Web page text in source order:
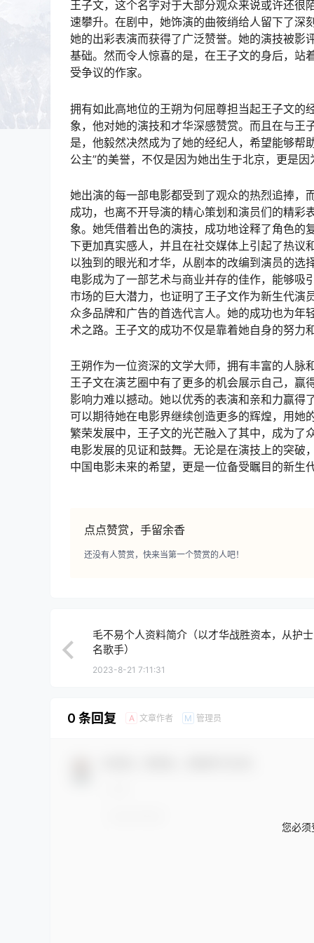
王子文，这个名字对于大部分观众来说或许还很
速攀升。在剧中，她饰演的曲筱绡给人留下了深
她的出彩表演而获得了广泛赞誉。她的演技被影
基础。然而令人惊喜的是，在王子文的身后，
受争议的作家。
拥有如此高地位的王朔为何屈尊担当起王子文的
象，他对她的演技和才华深感赞赏。而且在与王
是，他毅然决然成为了她的经纪人，希望能够帮
公主”的美誉，不仅是因为她出生于北京，更是
她出演的每一部电影都受到了观众的热烈追捧，
成功，也离不开导演的精心策划和演员们的精彩
象。她凭借着出色的演技，成功地诠释了角色的
下更加真实感人，并且在社交媒体上引起了热议
以独到的眼光和才华，从剧本的改编到演员的选
电影成为了一部艺术与商业并存的佳作，能够
市场的巨大潜力，也证明了王子文作为新生代演
众多品牌和广告的首选代言人。她的成功也为年
术之路。王子文的成功不仅是靠着她自身的努力
王朔作为一位资深的文学大师，拥有丰富的人脉
王子文在演艺圈中有了更多的机会展示自己，赢
影响力难以撼动。她以优秀的表演和亲和力赢得
可以期待她在电影界继续创造更多的辉煌，用她
繁荣发展中，王子文的光芒融入了其中，成为了
电影发展的见证和鼓舞。无论是在演技上的突
中国电影未来的希望，更是一位备受瞩目的新生
点点赞赏，手留余香
还没有人赞赏，快来当第一个赞赏的人吧！
毛不易个人资料简介（以才华战胜资本，从护
名歌手）
2023-8-21 7:11:31
0 条回复 A 文章作者 M 管理员
您必须